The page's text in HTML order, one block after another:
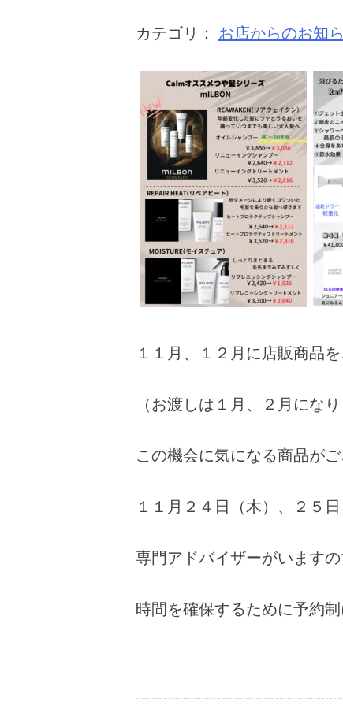
カテゴリ： お店からのお知
１１月、１２月に店販商品
（お渡しは１月、２月になり
この機会に気になる商品が
１１月２４日（木）、２５
専門アドバイザーがいます
時間を確保するために予約